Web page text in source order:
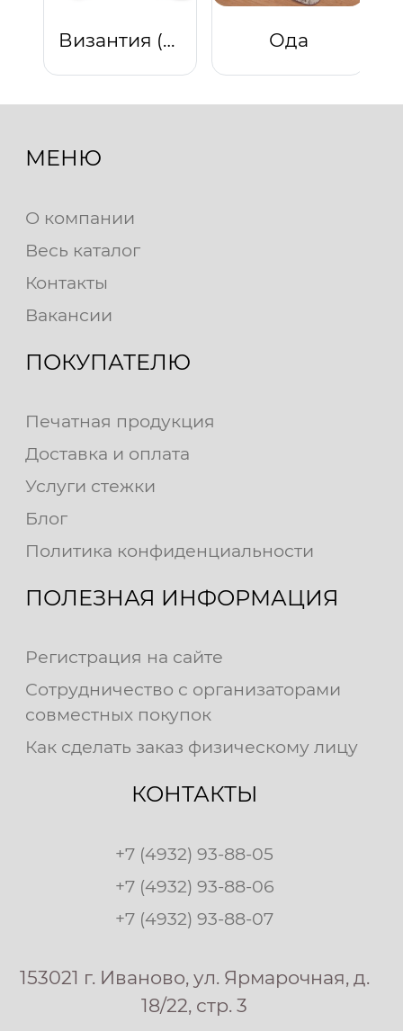
Византия (Коричневый) Ода
МЕНЮ
О компании
Весь каталог
Контакты
Вакансии
ПОКУПАТЕЛЮ
Печатная продукция
Доставка и оплата
Услуги стежки
Блог
Политика конфиденциальности
ПОЛЕЗНАЯ ИНФОРМАЦИЯ
Регистрация на сайте
Сотрудничество с организаторами
совместных покупок
Как сделать заказ физическому лицу
КОНТАКТЫ
+7 (4932) 93-88-05
+7 (4932) 93-88-06
+7 (4932) 93-88-07
153021 г. Иваново, ул. Ярмарочная, д.
18/22, стр. 3